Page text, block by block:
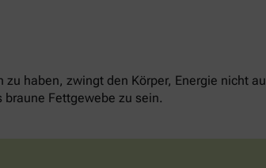
haben, zwingt den Körper, Energie nicht
Fettgewebe zu sein.